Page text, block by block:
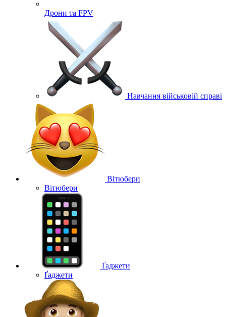
Дрони та FPV
Навчання військовій справі
Вітюбери
Вітюбери
Ґаджети
Ґаджети